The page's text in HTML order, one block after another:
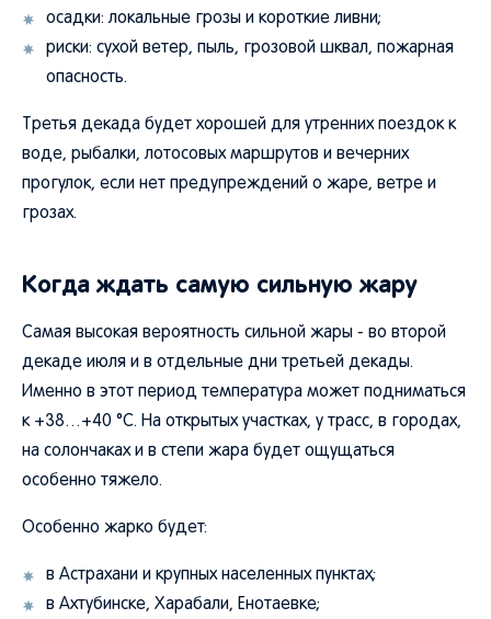
осадки: локальные грозы и короткие ливни;
риски: сухой ветер, пыль, грозовой шквал, пожарная
опасность.
Третья декада будет хорошей для утренних поездок к
воде, рыбалки, лотосовых маршрутов и вечерних
прогулок, если нет предупреждений о жаре, ветре и
грозах.
Когда ждать самую сильную жару
Самая высокая вероятность сильной жары - во второй
декаде июля и в отдельные дни третьей декады.
Именно в этот период температура может подниматься
к +38…+40 °C. На открытых участках, у трасс, в городах,
на солончаках и в степи жара будет ощущаться
особенно тяжело.
Особенно жарко будет:
в Астрахани и крупных населенных пунктах;
в Ахтубинске, Харабали, Енотаевке;